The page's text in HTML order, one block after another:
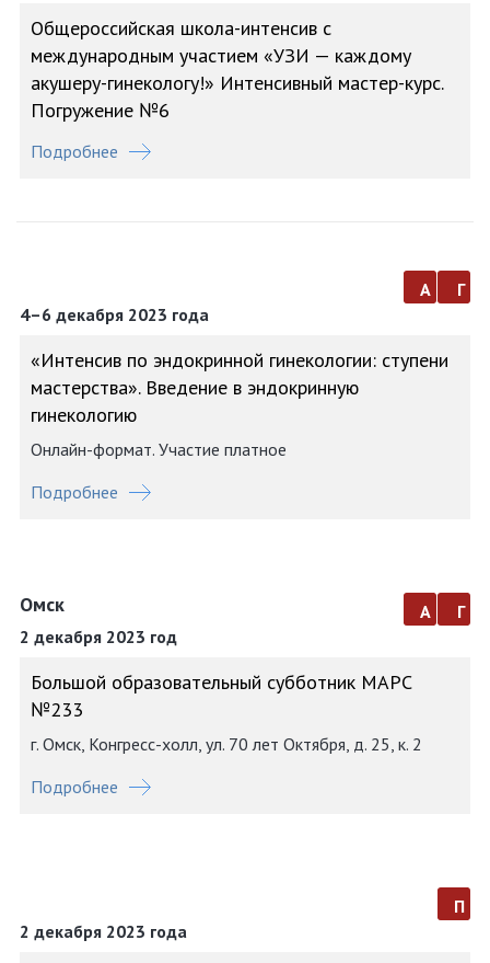
Общероссийская школа-интенсив с
международным участием «УЗИ — каждому
акушеру-гинекологу!» Интенсивный мастер-курс.
Погружение №6
Подробнее
4–6 декабря 2023 года
а г
«Интенсив по эндокринной гинекологии: ступени
мастерства». Введение в эндокринную
гинекологию
Онлайн-формат. Участие платное
Подробнее
Омск
2 декабря 2023 год
а г
Большой образовательный субботник МАРС
№233
г. Омск, Конгресс-холл, ул. 70 лет Октября, д. 25, к. 2
Подробнее
2 декабря 2023 года
п